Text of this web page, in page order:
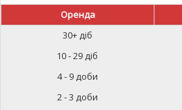
Оренда
30+ діб
10 - 29 діб
4 - 9 доби
2 - 3 доби